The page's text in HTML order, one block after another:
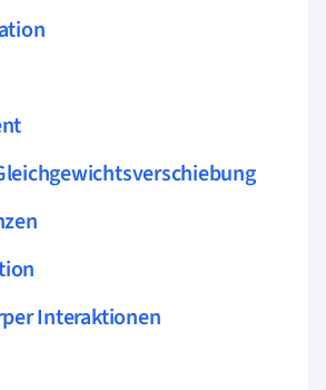
Interaktionen